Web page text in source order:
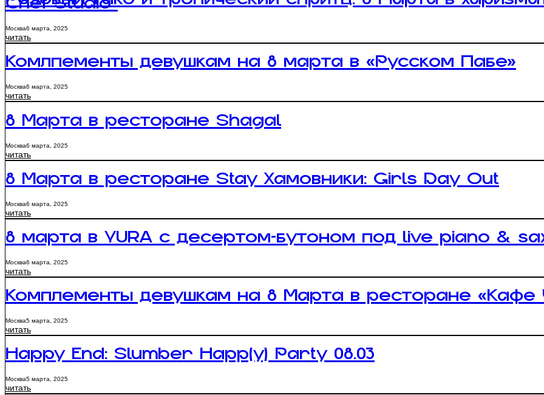
Розовый тако и тропический спритц: 8 Марта в
Chef Studio
Москва6 марта, 2025
читать
Комлпементы девушкам на 8 марта в «Русском Пабе»
Москва6 марта, 2025
читать
8 Марта в ресторане Shagal
Москва6 марта, 2025
читать
8 Марта в ресторане Stay Хамовники: Girls Day Out
Москва6 марта, 2025
читать
8 марта в YURA c десертом-бутоном под live piano &
Москва6 марта, 2025
читать
Комплементы девушкам на 8 Марта в ресторане «Кафе
Москва5 марта, 2025
читать
Happy End: Slumber Happ(y) Party 08.03
Москва5 марта, 2025
читать